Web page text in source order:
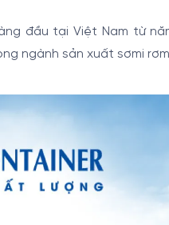
đầu tại Việt Nam từ
ngành sản xuất sơmi